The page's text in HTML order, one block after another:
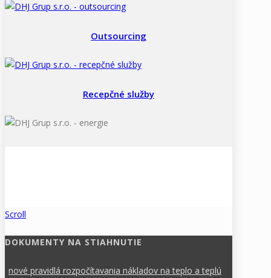
Outsourcing
Recepčné služby
Scroll
DOKUMENTY NA STIAHNUTIE
nové pravidlá rozpočítavania nákladov na teplo a teplú